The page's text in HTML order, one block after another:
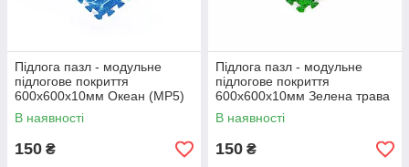
Підлога пазл - модульне
підлогове покриття
600x600x10мм Океан (МР5)
SW-00000141
В наявності
150 ₴
Підлога пазл - модульне
підлогове покриття
600x600x10мм Зелена трава
(МР4) SW-00000153
В наявності
150 ₴